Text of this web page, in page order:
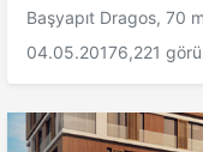
Başyapıt Dragos, 70
04.05.20176,221